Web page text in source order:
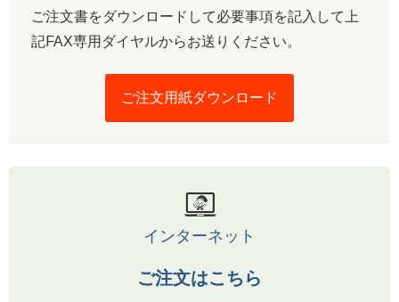
ご注文書をダウンロードして必要事項を記入して上
記FAX専用ダイヤルからお送りください。
ご注文用紙ダウンロード
インターネット
ご注文はこちら